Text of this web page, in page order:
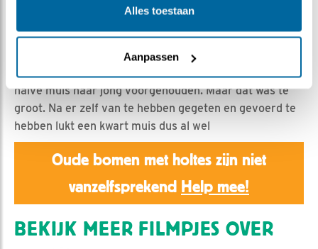
Alles toestaan
Aanpassen
Emil | Geplaatst op 18 maart 2019, 14:30 |
leuk| Bewaar dit filmpje|
1316x
Geen halve, wel een kwart muis werkt het kuiken
uiteindelijk naar binnen. Vrouw Bosuil had eerst een
halve muis haar jong voorgehouden. Maar dat was te
groot. Na er zelf van te hebben gegeten en gevoerd te
hebben lukt een kwart muis dus al wel
Oude bomen met holtes zijn niet
vanzelfsprekend Help mee!
BEKIJK MEER FILMPJES OVER